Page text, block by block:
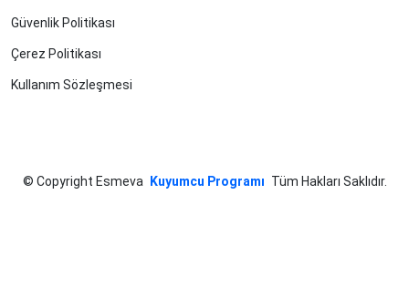
Güvenlik Politikası
Çerez Politikası
Kullanım Sözleşmesi
© Copyright Esmeva Kuyumcu Programı Tüm Hakları Saklıdır.